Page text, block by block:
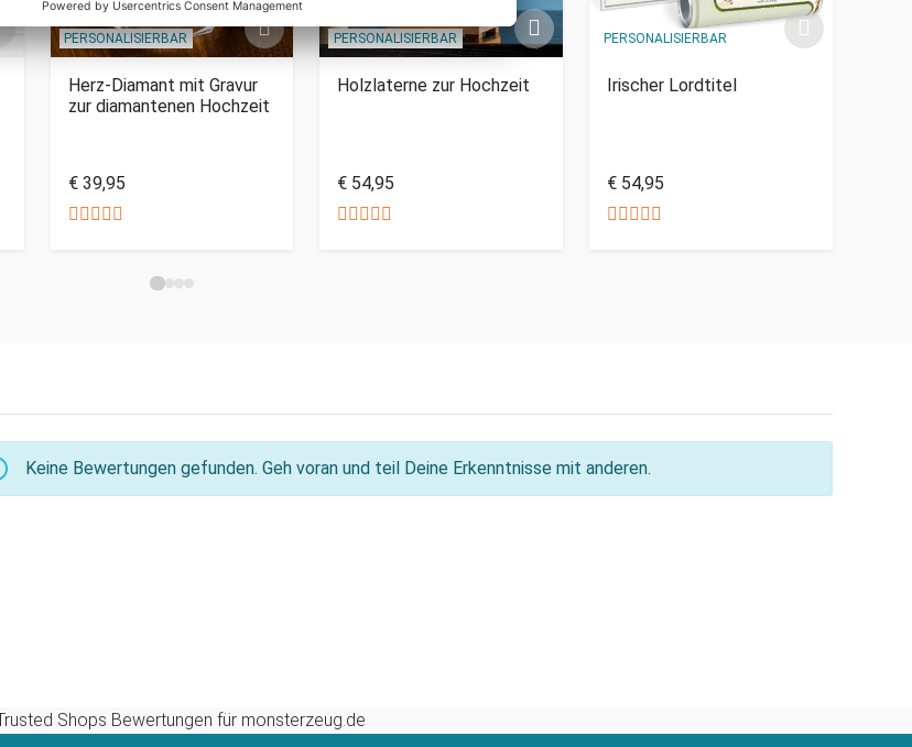
PERSONALISIERBAR
Herz-Diamant mit Gravur
zur diamantenen Hochzeit
€ 39,95
PERSONALISIERBAR
Holzlaterne zur Hochzeit
€ 54,95
PERSONALISIERBAR
Irischer Lordtitel
€ 54,95
Keine Bewertungen gefunden. Geh voran und teil Deine Erkenntnisse mit anderen.